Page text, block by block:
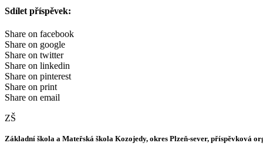
Sdílet příspěvek:
Share on facebook
Share on google
Share on twitter
Share on linkedin
Share on pinterest
Share on print
Share on email
ZŠ
Základní škola a Mateřská škola Kozojedy, okres Plzeň-sever, příspěvková